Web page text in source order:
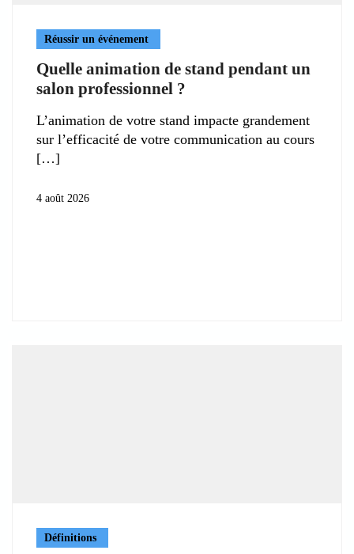
Réussir un événement
Quelle animation de stand pendant un
salon professionnel ?
L’animation de votre stand impacte grandement
sur l’efficacité de votre communication au cours
4 août 2026
Définitions